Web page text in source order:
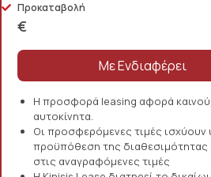
Προκαταβολή
€
Η προσφορά leasing αφορά
αυτοκίνητα.
Οι προσφερόμενες τιμές ισχύουν
προϋπόθεση της
στις αναγραφόμενες τιμές